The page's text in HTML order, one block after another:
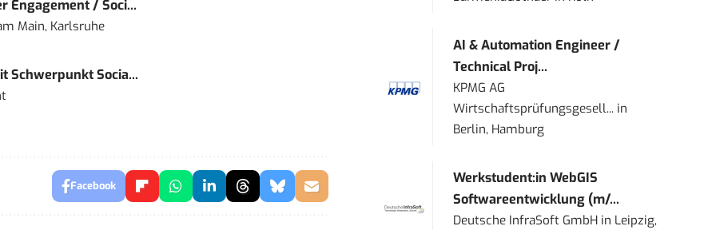
Engagement / Soci...
Main, Karlsruhe
Schwerpunkt Socia...
Facebook
AI & Automation Engineer /
Technical Proj...
KPMG AG
Wirtschaftsprüfungsgesell... in
Berlin, Hamburg
Werkstudent:in WebGIS
Softwareentwicklung (m/...
Deutsche InfraSoft GmbH in Leipzig,